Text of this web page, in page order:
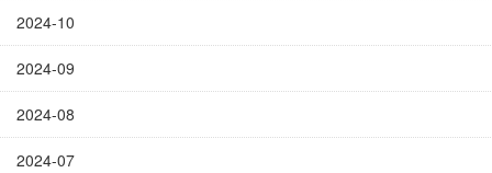
2024-10
2024-09
2024-08
2024-07